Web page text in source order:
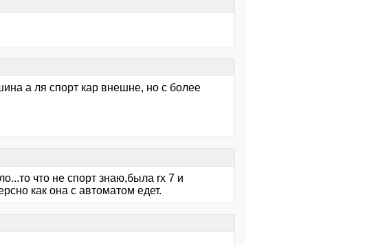
а ля спорт кар внешне, но с более
что не спорт знаю,была rx 7 и
как она с автоматом едет.